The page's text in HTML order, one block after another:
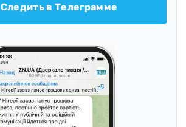
Следить в Телеграмме